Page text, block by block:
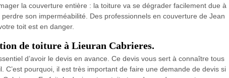
la couverture entière : la toiture va se dégrader facilement due à
perdre son imperméabilité. Des professionnels en couverture de Jean
toit est en danger.
de toiture à Lieuran Cabrieres.
d’avoir le devis en avance. Ce devis vous sert à connaître tous
C’est pourquoi, il est très important de faire une demande de devis si